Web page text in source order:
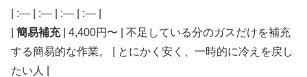
| :— | :— | :— | :— |
簡易補充| 4,400円〜 | 不足している分のガスだけを補充
する簡易的な作業。 | とにかく安く、一時的に冷えを戻し
たい人 |